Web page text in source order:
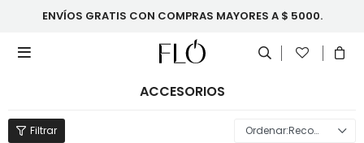
ENVÍOS GRATIS CON COMPRAS MAYORES A $ 5000.

ACCESORIOS
Recomendados